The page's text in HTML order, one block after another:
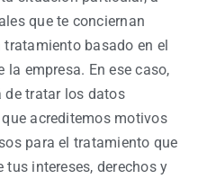
que te conciernan
tratamiento basado en el
la empresa. En ese caso,
de tratar los datos
acreditemos motivos
para el tratamiento que
tus intereses, derechos y